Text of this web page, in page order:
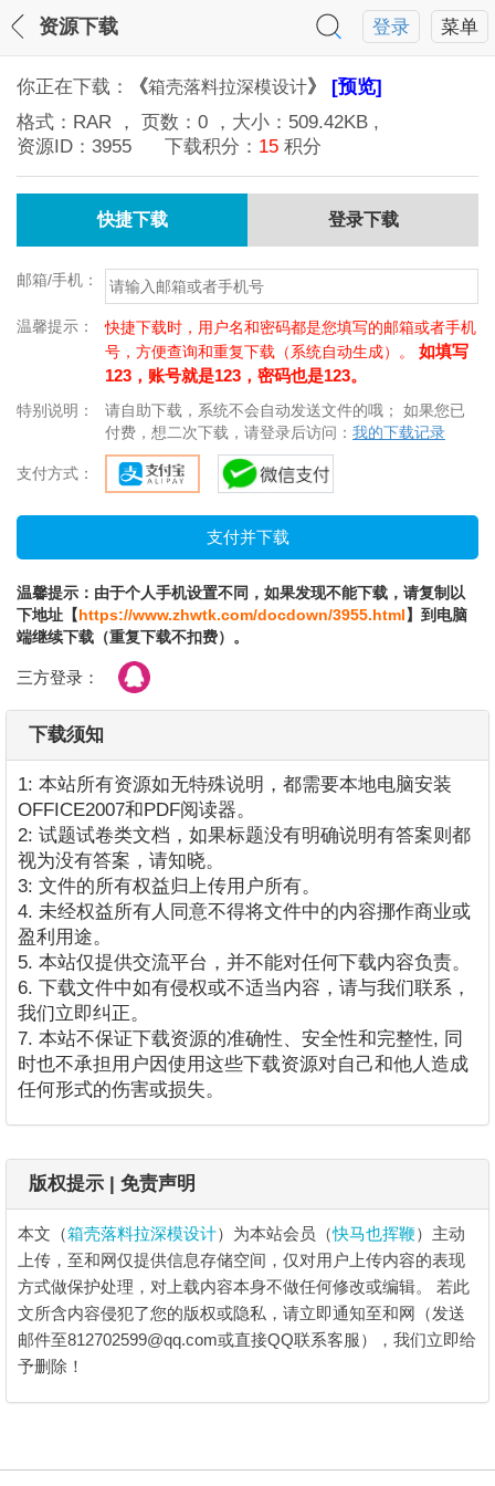
菜单
登录
资源下载
你正在下载： 《箱壳落料拉深模设计》 [预览]
格式： RAR ， 页数： 0 ，大小： 509.42KB ,
资源ID： 3955 下载积分： 15 积分
快捷下载 登录下载
邮箱/手机：
温馨提示：
快捷下载时，用户名和密码都是您填写的邮箱或者手机
号，方便查询和重复下载（系统自动生成）。 如填写
123，账号就是123，密码也是123。
特别说明：
请自助下载，系统不会自动发送文件的哦； 如果您已
付费，想二次下载，请登录后访问： 我的下载记录
支付方式：
温馨提示：由于个人手机设置不同，如果发现不能下载，请复制以
下地址【https://www.zhwtk.com/docdown/3955.html】到电脑
端继续下载（重复下载不扣费）。
三方登录：
下载须知
1: 本站所有资源如无特殊说明，都需要本地电脑安装
OFFICE2007和PDF阅读器。
2: 试题试卷类文档，如果标题没有明确说明有答案则都
视为没有答案，请知晓。
3: 文件的所有权益归上传用户所有。
4. 未经权益所有人同意不得将文件中的内容挪作商业或
盈利用途。
5. 本站仅提供交流平台，并不能对任何下载内容负责。
6. 下载文件中如有侵权或不适当内容，请与我们联系，
我们立即纠正。
7. 本站不保证下载资源的准确性、安全性和完整性, 同
时也不承担用户因使用这些下载资源对自己和他人造成
任何形式的伤害或损失。
版权提示 | 免责声明
本文（箱壳落料拉深模设计）为本站会员（快马也挥鞭）主动
上传，至和网仅提供信息存储空间，仅对用户上传内容的表现
方式做保护处理，对上载内容本身不做任何修改或编辑。 若此
文所含内容侵犯了您的版权或隐私，请立即通知至和网（发送
邮件至812702599@qq.com或直接QQ联系客服），我们立即给
予删除！